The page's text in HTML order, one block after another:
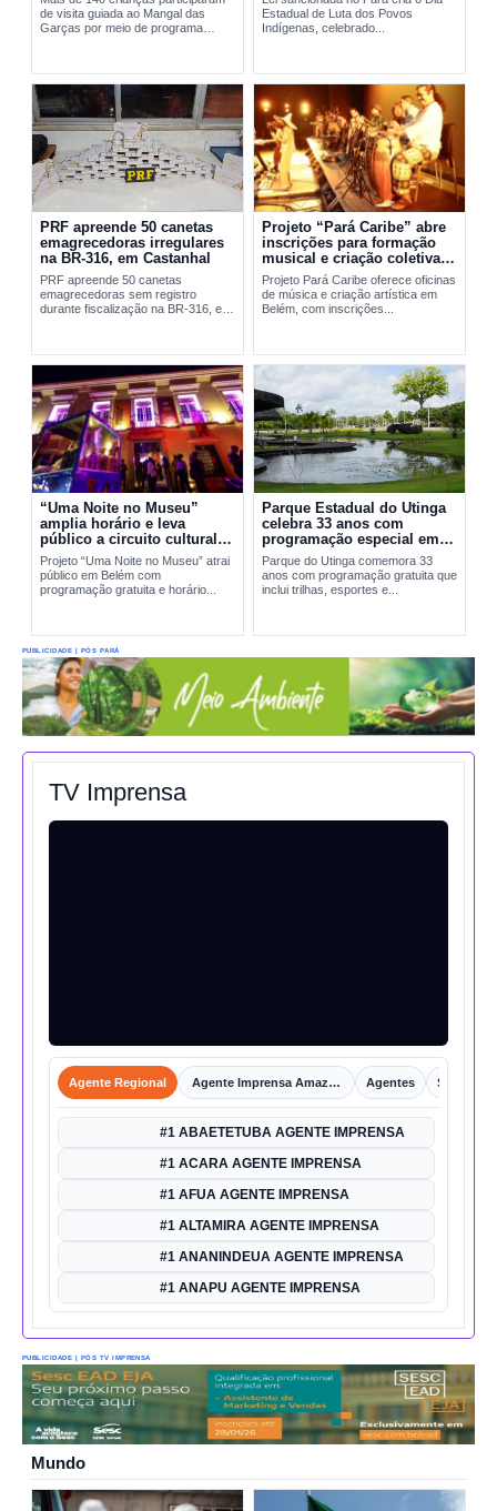
de visita guiada ao Mangal das
Garças por meio de programa
Estadual de Luta dos Povos
Indígenas, celebrado...
PRF apreende 50 canetas
emagrecedoras irregulares
na BR-316, em Castanhal
PRF apreende 50 canetas
emagrecedoras sem registro
durante fiscalização na BR-316, em
Projeto “Pará Caribe” abre
inscrições para formação
musical e criação coletiva
em Belém
Projeto Pará Caribe oferece oficinas
de música e criação artística em
Belém, com inscrições...
“Uma Noite no Museu”
amplia horário e leva
público a circuito cultural
em Belém
Projeto “Uma Noite no Museu” atrai
público em Belém com
programação gratuita e horário...
Parque Estadual do Utinga
celebra 33 anos com
programação especial em
Belém
Parque do Utinga comemora 33
anos com programação gratuita que
inclui trilhas, esportes e...
PUBLICIDADE | PÓS PARÁ
TV Imprensa
Agente Regional Agente Imprensa Amazônica Agentes Shorts
#1 ABAETETUBA AGENTE IMPRENSA
#1 ACARA AGENTE IMPRENSA
#1 AFUA AGENTE IMPRENSA
#1 ALTAMIRA AGENTE IMPRENSA
#1 ANANINDEUA AGENTE IMPRENSA
#1 ANAPU AGENTE IMPRENSA
PUBLICIDADE | PÓS TV IMPRENSA
Mundo